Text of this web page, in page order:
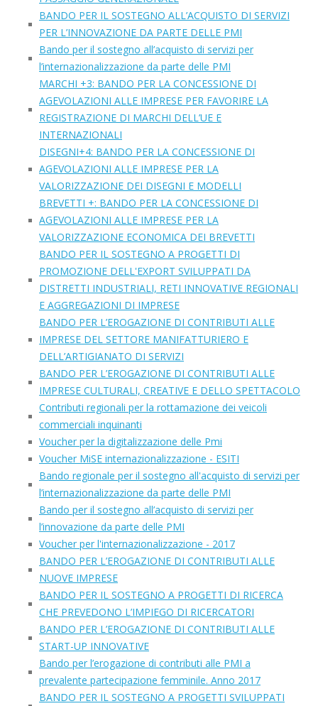
BANDO PER IL SOSTEGNO ALL’ACQUISTO DI SERVIZI
PER L’INNOVAZIONE DA PARTE DELLE PMI
Bando per il sostegno all’acquisto di servizi per
l’internazionalizzazione da parte delle PMI
MARCHI +3: BANDO PER LA CONCESSIONE DI
AGEVOLAZIONI ALLE IMPRESE PER FAVORIRE LA
REGISTRAZIONE DI MARCHI DELL’UE E
INTERNAZIONALI
DISEGNI+4: BANDO PER LA CONCESSIONE DI
AGEVOLAZIONI ALLE IMPRESE PER LA
VALORIZZAZIONE DEI DISEGNI E MODELLI
BREVETTI +: BANDO PER LA CONCESSIONE DI
AGEVOLAZIONI ALLE IMPRESE PER LA
VALORIZZAZIONE ECONOMICA DEI BREVETTI
BANDO PER IL SOSTEGNO A PROGETTI DI
PROMOZIONE DELL'EXPORT SVILUPPATI DA
DISTRETTI INDUSTRIALI, RETI INNOVATIVE REGIONALI
E AGGREGAZIONI DI IMPRESE
BANDO PER L’EROGAZIONE DI CONTRIBUTI ALLE
IMPRESE DEL SETTORE MANIFATTURIERO E
DELL’ARTIGIANATO DI SERVIZI
BANDO PER L’EROGAZIONE DI CONTRIBUTI ALLE
IMPRESE CULTURALI, CREATIVE E DELLO SPETTACOLO
Contributi regionali per la rottamazione dei veicoli
commerciali inquinanti
Voucher per la digitalizzazione delle Pmi
Voucher MiSE internazionalizzazione - ESITI
Bando regionale per il sostegno all'acquisto di servizi per
l’internazionalizzazione da parte delle PMI
Bando per il sostegno all’acquisto di servizi per
l’innovazione da parte delle PMI
Voucher per l'internazionalizzazione - 2017
BANDO PER L’EROGAZIONE DI CONTRIBUTI ALLE
NUOVE IMPRESE
BANDO PER IL SOSTEGNO A PROGETTI DI RICERCA
CHE PREVEDONO L’IMPIEGO DI RICERCATORI
BANDO PER L’EROGAZIONE DI CONTRIBUTI ALLE
START-UP INNOVATIVE
Bando per l’erogazione di contributi alle PMI a
prevalente partecipazione femminile. Anno 2017
BANDO PER IL SOSTEGNO A PROGETTI SVILUPPATI